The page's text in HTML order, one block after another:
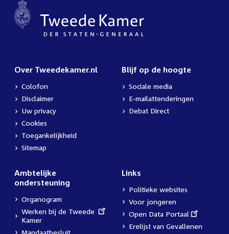
Over Tweedekamer.nl
Colofon
Disclaimer
Uw privacy
Cookies
Toegankelijkheid
Sitemap
Blijf op de hoogte
Sociale media
E-mailattenderingen
Debat Direct
Ambtelijke
ondersteuning
Organogram
External
link:
Werken bij de Tweede
Kamer
Mandaatbesluit
Links
Politieke websites
Voor jongeren
External
link:
Open Data Portaal
Erelijst van Gevallenen